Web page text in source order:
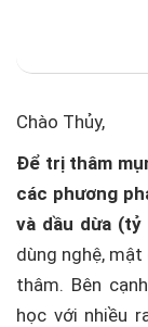
Chào Thủy,
Để trị thâm
các phương
và dầu dừa (tỷ
dùng nghệ,
thâm. Bên
học với nhiều